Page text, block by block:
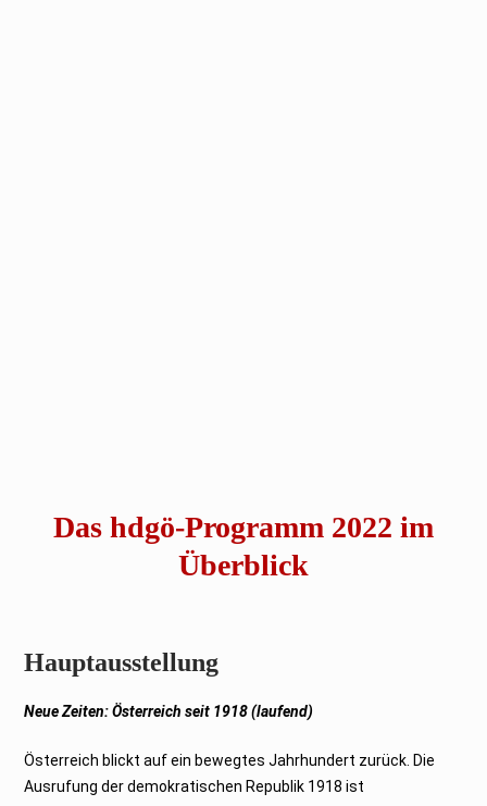
Das hdgö-Programm 2022 im
Überblick
Hauptausstellung
Neue Zeiten: Österreich seit 1918 (laufend)
Österreich blickt auf ein bewegtes Jahrhundert zurück. Die
Ausrufung der demokratischen Republik 1918 ist